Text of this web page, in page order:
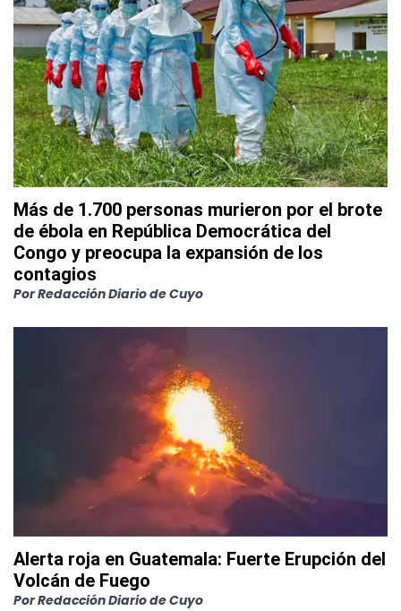
Más de 1.700 personas murieron por el brote
de ébola en República Democrática del
Congo y preocupa la expansión de los
contagios
PorRedacción Diario de Cuyo
Alerta roja en Guatemala: Fuerte Erupción del
Volcán de Fuego
PorRedacción Diario de Cuyo